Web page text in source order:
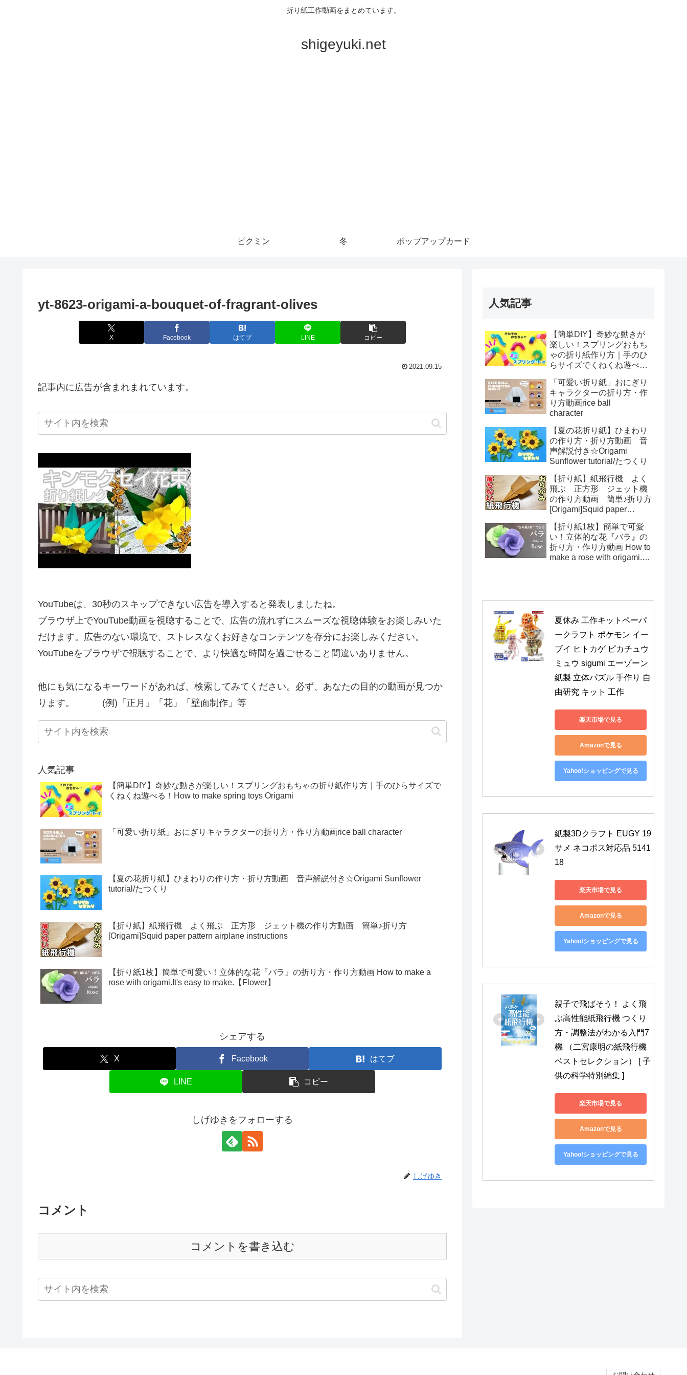
折り紙工作動画をまとめています。
shigeyuki.net
ピクミン 冬 ポップアップカード
yt-8623-origami-a-bouquet-of-fragrant-olives
X Facebook はてブ LINE コピー
2021.09.15
記事内に広告が含まれまれています。
YouTubeは、30秒のスキップできない広告を導入すると発表しましたね。
ブラウザ上でYouTube動画を視聴することで、広告の流れずにスムーズな視聴体験をお楽しみいた
だけます。広告のない環境で、ストレスなくお好きなコンテンツを存分にお楽しみください。
YouTubeをブラウザで視聴することで、より快適な時間を過ごせること間違いありません。
他にも気になるキーワードがあれば、検索してみてください。必ず、あなたの目的の動画が見つか
ります。 (例)「正月」「花」「壁面制作」等
人気記事
【簡単DIY】奇妙な動きが楽しい！スプリングおもちゃの折り紙作り方｜手のひらサイズで
くねくね遊べる！How to make spring toys Origami
「可愛い折り紙」おにぎりキャラクターの折り方・作り方動画rice ball character
【夏の花折り紙】ひまわりの作り方・折り方動画 音声解説付き☆Origami Sunflower
tutorial/たつくり
【折り紙】紙飛行機 よく飛ぶ 正方形 ジェット機の作り方動画 簡単♪折り方
[Origami]Squid paper pattern airplane instructions
【折り紙1枚】簡単で可愛い！立体的な花『バラ』の折り方・作り方動画 How to make a
rose with origami.It's easy to make.【Flower】
シェアする
X Facebook はてブ
LINE コピー
しげゆきをフォローする
しげゆき
コメント
コメントを書き込む
人気記事
【簡単DIY】奇妙な動きが
楽しい！スプリングおもち
ゃの折り紙作り方｜手のひ
らサイズでくねくね遊べ
toys Origami
「可愛い折り紙」おにぎり
キャラクターの折り方・作
り方動画rice ball
character
【夏の花折り紙】ひまわり
の作り方・折り方動画 音
声解説付き☆Origami
Sunflower tutorial/たつくり
【折り紙】紙飛行機 よく
飛ぶ 正方形 ジェット機
の作り方動画 簡単♪折り方
[Origami]Squid paper
【折り紙1枚】簡単で可愛
い！立体的な花『バラ』の
折り方・作り方動画 How to
make a rose with origami.It's
夏休み 工作キットペーパ
ークラフト ポケモン イー
ブイ ヒトカゲ ピカチュウ
ミュウ sigumi エーゾーン
紙製 立体パズル 手作り 自
由研究 キット 工作
楽天市場で見る
Amazonで見る
Yahoo!ショッピングで見る
紙製3Dクラフト EUGY 19
サメ ネコポス対応品 5141
18
楽天市場で見る
Amazonで見る
Yahoo!ショッピングで見る
親子で飛ばそう！ よく飛
ぶ高性能紙飛行機 つくり
方・調整法がわかる入門7
機 （二宮康明の紙飛行機
ベストセレクション） [ 子
供の科学特別編集 ]
楽天市場で見る
Amazonで見る
Yahoo!ショッピングで見る